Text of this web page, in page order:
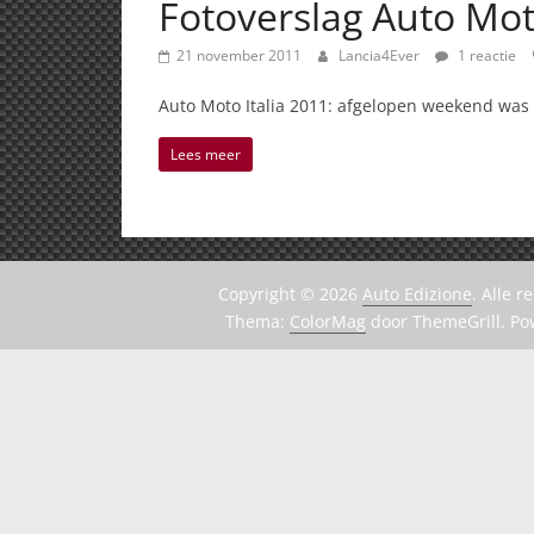
Fotoverslag Auto
21 november 2011 Lancia4Ever 1 reactie
Auto Moto Italia 2011: afgelopen weekend
Lees meer
Copyright © 2026 Auto Edizione. Alle
Thema: ColorMag door ThemeGrill.